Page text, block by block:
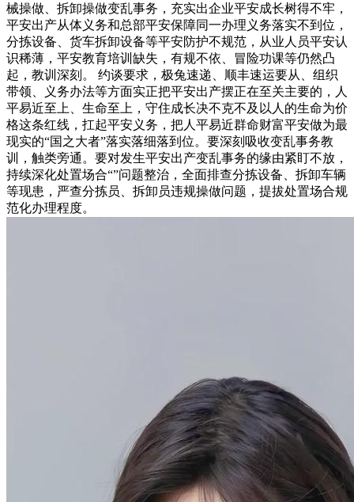
械操做、拆卸操做变乱事务，充实出企业平安成长树得不牢，
平安出产从体义务和总部平安保障同一办理义务落实不到位，
分拣设备、货车拆卸设备等平安防护不规范，从业人员平安认
识稀薄，平安教育培训缺失，有规不依、冒险功课等仍然凸
起，教训深刻。 约谈要求，极兔速递、顺丰速运要从、组织
带领、义务办法等方面实正把平安出产摆正在至关主要的，人
平易近至上、生命至上，守住成长决不克不及以人的生命为价
格这条红线，扛起平安义务，把人平易近群命财富平安做为最
现实的“国之大者”落实落细落到位。要深刻吸收变乱事务教
训，触类旁通。要对发生平安出产变乱事务的缘由紧盯不放，
持续深化处置场合“”问题整治，全面排查分拣设备、拆卸车辆
等现患，严查分拣员、拆卸员违规操做问题，提拔处置场合规
范化办理程度。